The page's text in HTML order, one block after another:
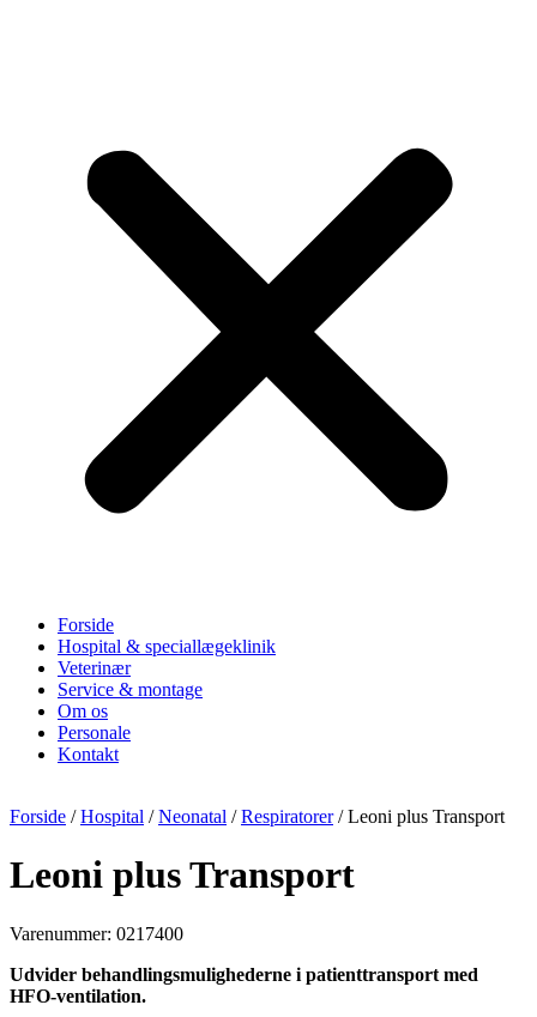
Forside
Hospital & speciallægeklinik
Veterinær
Service & montage
Om os
Personale
Kontakt
Forside /Hospital /Neonatal /Respiratorer/ Leoni plus Transport
Leoni plus Transport
Varenummer: 0217400
Udvider behandlingsmulighederne i patienttransport med
HFO-ventilation.